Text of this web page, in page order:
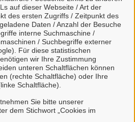
auf dieser Webseite / Art der
des ersten Zugriffs / Zeitpunkt des
Daten / Anzahl der Besuche
interne Suchmaschine /
/ Suchbegriffe externer
Für diese statistischen
wir Ihre Zustimmung
unteren Schaltflächen können
(rechte Schaltfläche) oder Ihre
Schaltfläche).
Sie bitte unserer
dem Stichwort „Cookies im
ein Recht zustehen
die beruflich oder
sind.
auch durch Behörden im